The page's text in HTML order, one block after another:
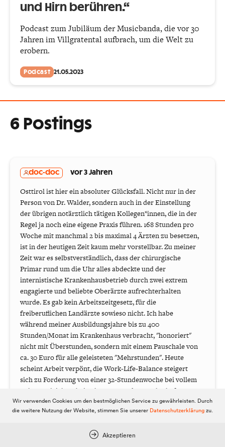
und Hirn berühren.“
Podcast zum Jubiläum der Musicbanda, die vor 30
Jahren im Villgratental aufbrach, um die Welt zu
erobern.
Podcast 21.05.2023
6 Postings
doc-doc vor 3 Jahren
Osttirol ist hier ein absoluter Glücksfall. Nicht nur in der
Person von Dr. Walder, sondern auch in der Einstellung
der übrigen notärztlich tätigen Kollegen*innen, die in der
Regel ja noch eine eigene Praxis führen. 168 Stunden pro
Woche mit manchmal 2 bis maximal 4 Ärzten zu besetzen,
ist in der heutigen Zeit kaum mehr vorstellbar. Zu meiner
Zeit war es selbstverständlich, dass der chirurgische
Primar rund um die Uhr alles abdeckte und der
internistische Krankenhausbetrieb durch zwei extrem
engagierte und beliebte Oberärzte aufrechterhalten
wurde. Es gab kein Arbeitszeitgesetz, für die
freiberuflichen Landärzte sowieso nicht. Ich habe
während meiner Ausbildungsjahre bis zu 400
Stunden/Monat im Krankenhaus verbracht, "honoriert"
nicht mit Überstunden, sondern mit einem Pauschale von
ca. 30 Euro für alle geleisteten "Mehrstunden". Heute
scheint Arbeit verpönt, die Work-Life-Balance steigert
sich zu Forderung von einer 32-Stundenwoche bei vollem
Lohnausgleich. Arbeiterkammer und Gewerkschaften
leisten hier ganze Arbeit. Die finanzielle Abgeltung durch
die ÖGK ist weiterhin nicht gegeben, manche "Honorare"
ignoriert die Probleme im medizinischen Bereich, solange
Wir verwenden Cookies um den bestmöglichen Service zu gewährleisten. Durch
die weitere Nutzung der Website, stimmen Sie unserer Datenschutzerklärungzu.
Akzeptieren